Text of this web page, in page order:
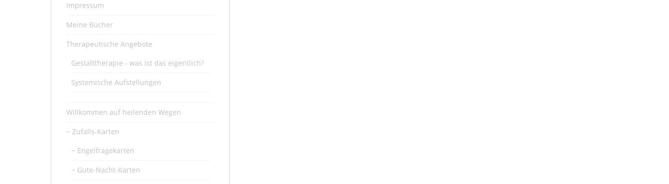
Impressum
Meine Bücher
Therapeutische Angebote
Gestalttherapie - was ist das eigentlich?
Systemische Aufstellungen
Willkommen auf heilenden Wegen
~ Zufalls-Karten
~ Engelfragekarten
~ Gute-Nacht-Karten